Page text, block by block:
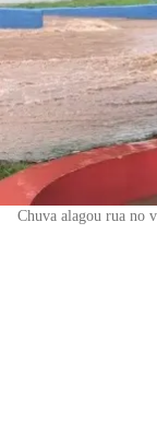
Chuva alagou rua no